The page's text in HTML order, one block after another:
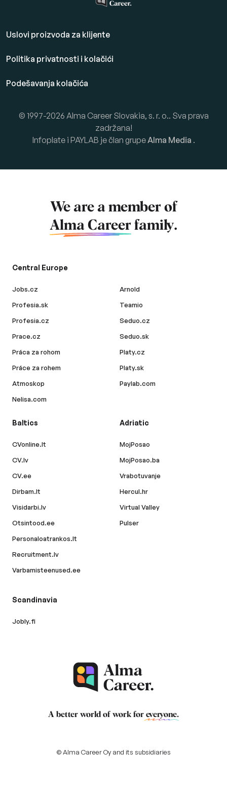
Uslovi proizvoda za klijente
Politika privatnosti i kolačići
Podešavanja kolačića
© 1997-2026 Alma Career Slovakia, s. r. o.. Sva prava
zadržana!
Infoplate i PAYLAB je član grupeAlma Media .
We are a member of
Alma Career family.
Central Europe
Jobs.cz
Profesia.sk
Profesia.cz
Prace.cz
Práca za rohom
Práce za rohem
Atmoskop
Nelisa.com
Arnold
Teamio
Seduo.cz
Seduo.sk
Platy.cz
Platy.sk
Paylab.com
Baltics
CVonline.lt
CV.lv
CV.ee
Dirbam.lt
Visidarbi.lv
Otsintood.ee
Personaloatrankos.lt
Recruitment.lv
Varbamisteenused.ee
Adriatic
MojPosao
MojPosao.ba
Vrabotuvanje
Hercul.hr
Virtual Valley
Pulser
Scandinavia
Jobly.fi
A better world of work for everyone.
© Alma Career Oy and its subsidiaries